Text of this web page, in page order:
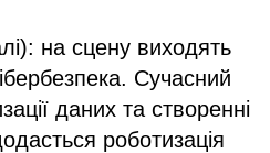
на сцену виходять
Сучасний
даних та створенні
роботизація